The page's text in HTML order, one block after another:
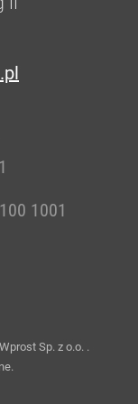
1001
Sp. z o.o. .